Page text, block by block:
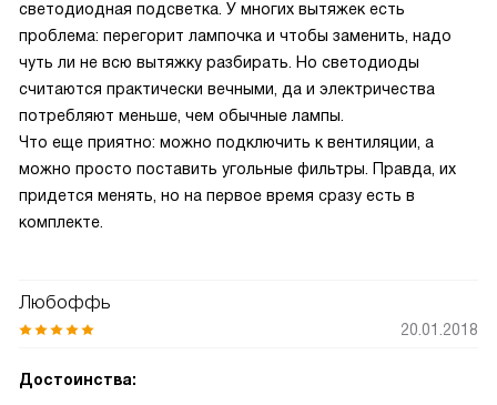
светодиодная подсветка. У многих вытяжек есть
проблема: перегорит лампочка и чтобы заменить, надо
чуть ли не всю вытяжку разбирать. Но светодиоды
считаются практически вечными, да и электричества
потребляют меньше, чем обычные лампы.
Что еще приятно: можно подключить к вентиляции, а
можно просто поставить угольные фильтры. Правда, их
придется менять, но на первое время сразу есть в
комплекте.
Любоффь
20.01.2018
Достоинства: